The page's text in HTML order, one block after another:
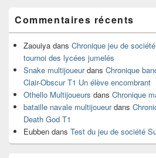
Commentaires récents
Zaouiya dans Chronique jeu de
tournoi des lycées jumelés
Snake multijoueurdans Chronique
Clair-Obscur T1 Un élève encombrant
Othello Multijoueurs dans Chronique
bataille navale multijoueurdans
Death God T1
Eubben dans Test du jeu de société